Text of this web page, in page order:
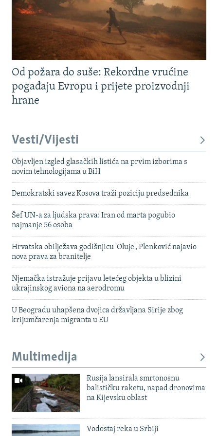
Od požara do suše: Rekordne vrućine
pogađaju Evropu i prijete proizvodnji
hrane
Vesti/Vijesti
Objavljen izgled glasačkih listića na prvim izborima s
novim tehnologijama u BiH
Demokratski savez Kosova traži poziciju predsednika
Šef UN-a za ljudska prava: Iran od marta pogubio
najmanje 56 osoba
Hrvatska obilježava godišnjicu 'Oluje', Plenković najavio
nova prava za branitelje
Njemačka istražuje prijavu letećeg objekta u blizini
ukrajinskog aviona na aerodromu
U Beogradu uhapšena dvojica državljana Sirije zbog
krijumčarenja migranta u EU
Multimedija
Rusija lansirala smrtonosnu
balističku raketu, napad dronovima
na Kijevsku oblast
Vodostaj reka u Srbiji